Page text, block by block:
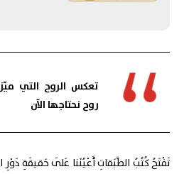
تعكس الروح التي
روح نحتاجها الآن
تَفْتَحُ كُتُبُ الطَّبَقاتِ أَعْيُنَنا عَلَى حَقيقَةِ